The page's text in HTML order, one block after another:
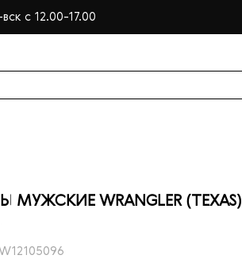
с 12.00-17.00
WRANGLER (TEXAS)